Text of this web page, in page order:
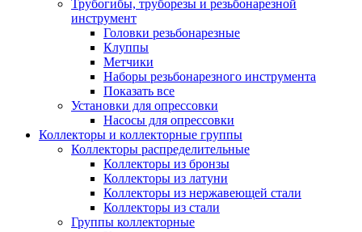
Трубогибы, труборезы и резьбонарезной
инструмент
Головки резьбонарезные
Клуппы
Метчики
Наборы резьбонарезного инструмента
Показать все
Установки для опрессовки
Насосы для опрессовки
Коллекторы и коллекторные группы
Коллекторы распределительные
Коллекторы из бронзы
Коллекторы из латуни
Коллекторы из нержавеющей стали
Коллекторы из стали
Группы коллекторные